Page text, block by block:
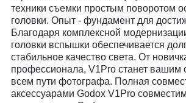
техники съемки простым поворотом
головки. Опыт - фундамент для
Благодаря комплексной
головки вспышки обеспечивается
стабильное качество света. От
профессионала, V1Pro станет вашим
всем пути фотографа. Полная
аксессуарами Godox V1Pro